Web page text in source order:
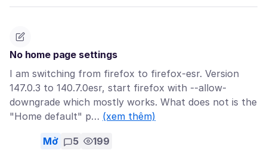
No home page settings
I am switching from firefox to firefox-esr. Version
147.0.3 to 140.7.0esr, start firefox with --allow-
downgrade which mostly works. What does not is the
"Home default" p… (xem thêm)
Mở 5 199